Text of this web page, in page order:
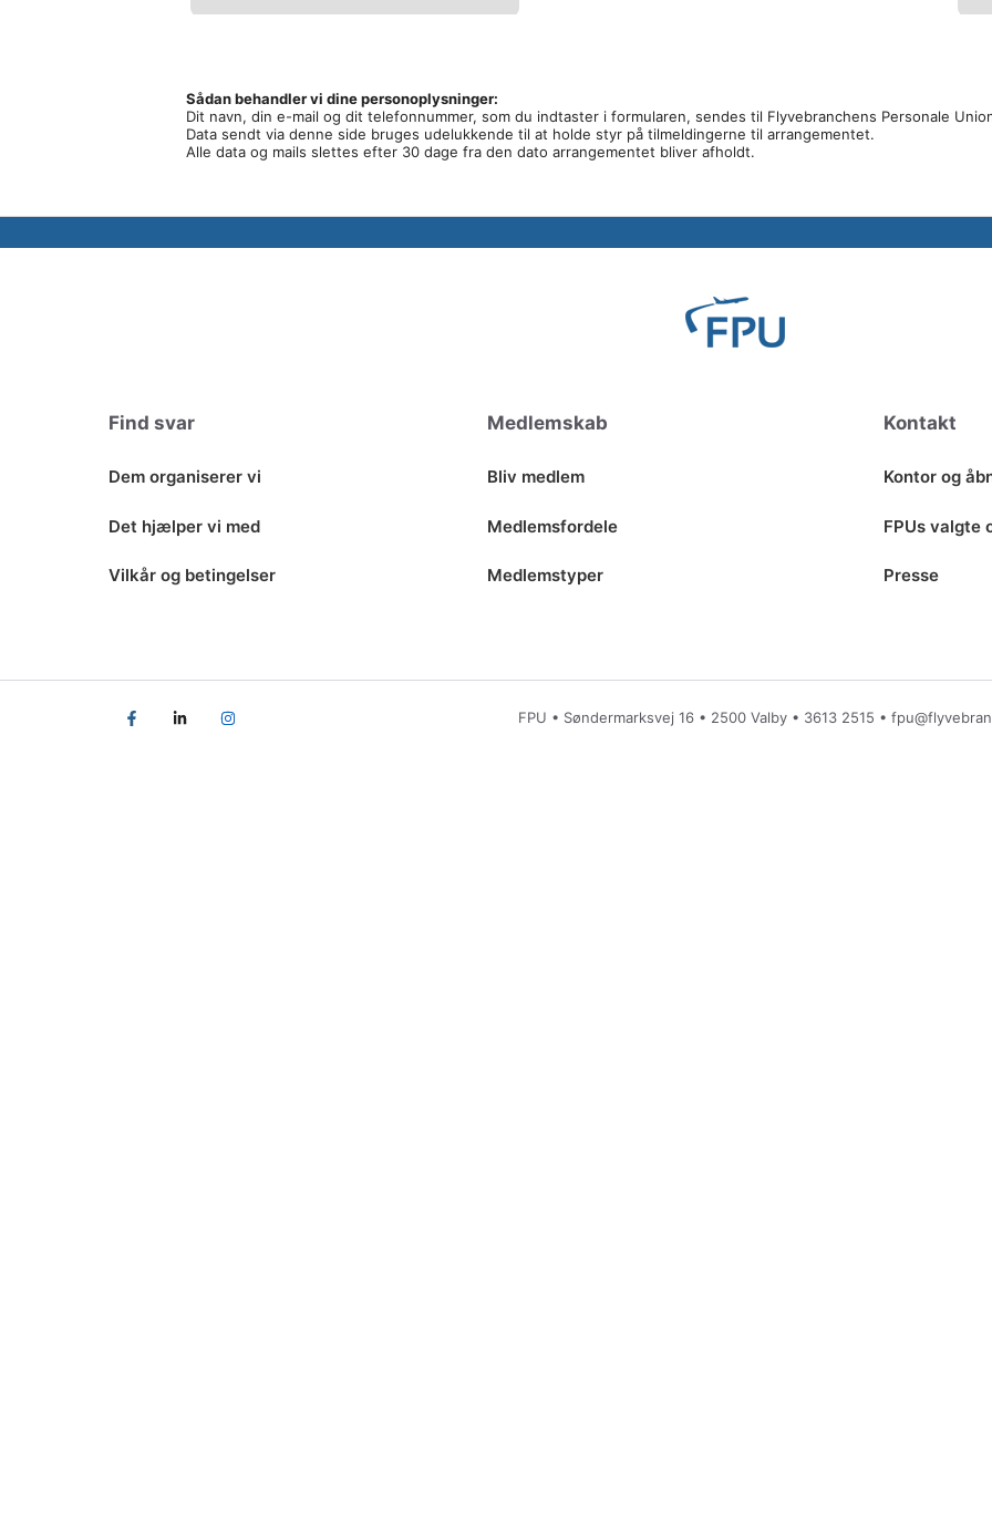
g
e
n
a
i
o
Sådan behandler vi dine personoplysninger:
Dit navn, din e-mail og dit telefonnummer, som du indtaster i formularen, sendes til Flyvebranchens Personale
Data sendt via denne side bruges udelukkende til at holde styr på tilmeldingerne til arrangementet.
Alle data og mails slettes efter 30 dage fra den dato arrangementet bliver afholdt.
Find svar
Dem organiserer vi
Det hjælper vi med
Vilkår og betingelser
Medlemskab
Bliv medlem
Medlemsfordele
Medlemstyper
Kontakt
Kontor og
FPUs valgte
Presse
FPU • Søndermarksvej 16 • 2500 Valby • 3613 2515 •